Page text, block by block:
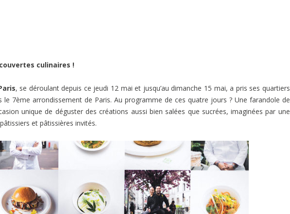
culinaires !
, se déroulant depuis ce jeudi 12 mai et jusqu’au dimanche 15 mai, a pris ses quartiers
le 7ème arrondissement de Paris. Au programme de ces quatre jours ? Une farandole de
unique de déguster des créations aussi bien salées que sucrées, imaginées par une
et pâtissières invités.